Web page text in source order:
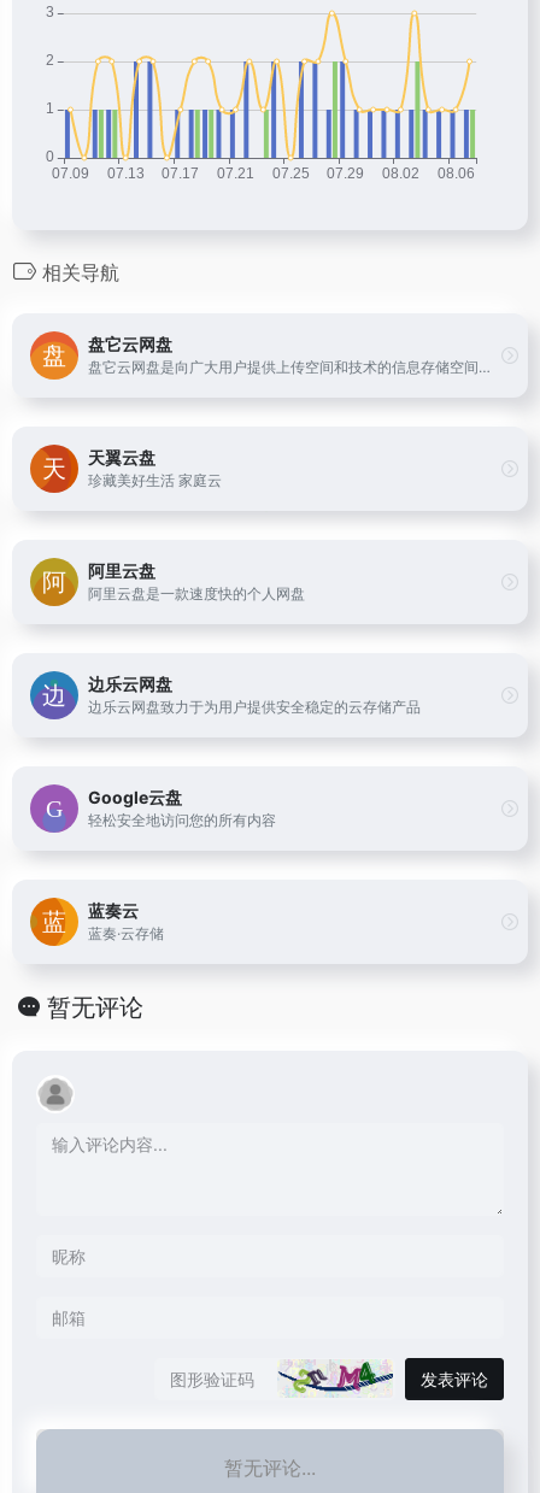
相关导航
盘它云网盘
盘它云网盘是向广大用户提供上传空间和技术的信息存储空间服务平台。
天翼云盘
珍藏美好生活 家庭云
阿里云盘
阿里云盘是一款速度快的个人网盘
边乐云网盘
边乐云网盘致力于为用户提供安全稳定的云存储产品
Google云盘
轻松安全地访问您的所有内容
蓝奏云
蓝奏·云存储
暂无评论
发表评论
暂无评论...